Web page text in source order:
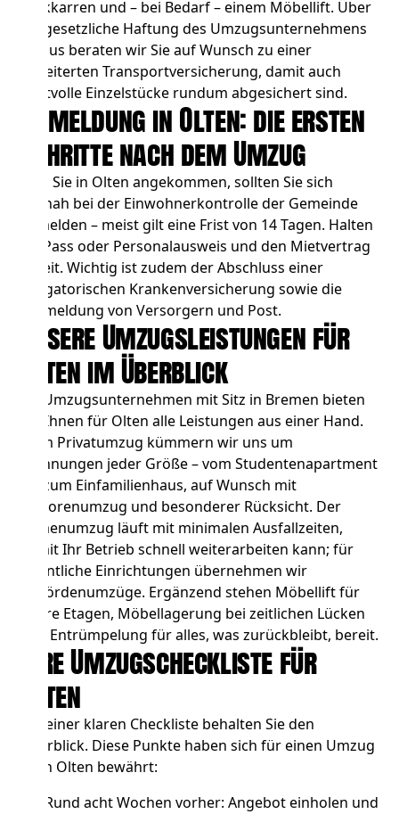
Sackkarren und – bei Bedarf – einem Möbellift. Über
die gesetzliche Haftung des Umzugsunternehmens
hinaus beraten wir Sie auf Wunsch zu einer
erweiterten Transportversicherung, damit auch
wertvolle Einzelstücke rundum abgesichert sind.
Anmeldung in Olten: die ersten
Schritte nach dem Umzug
Sind Sie in Olten angekommen, sollten Sie sich
zeitnah bei der Einwohnerkontrolle der Gemeinde
anmelden – meist gilt eine Frist von 14 Tagen. Halten
Sie Pass oder Personalausweis und den Mietvertrag
bereit. Wichtig ist zudem der Abschluss einer
obligatorischen Krankenversicherung sowie die
Ummeldung von Versorgern und Post.
Unsere Umzugsleistungen für
Olten im Überblick
Als Umzugsunternehmen mit Sitz in Bremen bieten
wir Ihnen für Olten alle Leistungen aus einer Hand.
Beim Privatumzug kümmern wir uns um
Wohnungen jeder Größe – vom Studentenapartment
bis zum Einfamilienhaus, auf Wunsch mit
Seniorenumzug und besonderer Rücksicht. Der
Firmenumzug läuft mit minimalen Ausfallzeiten,
damit Ihr Betrieb schnell weiterarbeiten kann; für
öffentliche Einrichtungen übernehmen wir
Behördenumzüge. Ergänzend stehen Möbelliftfür
obere Etagen, Möbellagerung bei zeitlichen Lücken
Entrümpelung für alles, was zurückbleibt, bereit.
Ihre Umzugscheckliste für
Olten
Mit einer klaren Checkliste behalten Sie den
Überblick. Diese Punkte haben sich für einen Umzug
nach Olten bewährt:
Rund acht Wochen vorher: Angebot einholen und